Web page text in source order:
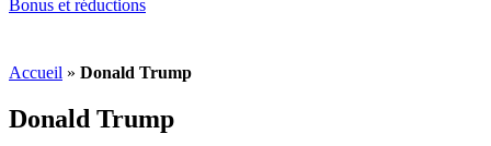
Bonus et réductions
Accueil » Donald Trump
Donald Trump